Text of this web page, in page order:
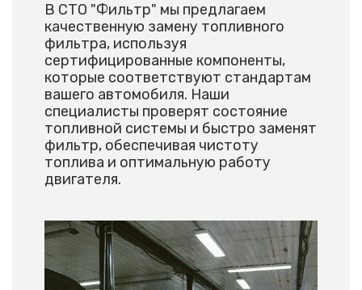
В СТО "Фильтр" мы предлагаем
качественную замену топливного
фильтра, используя
сертифицированные компоненты,
которые соответствуют стандартам
вашего автомобиля. Наши
специалисты проверят состояние
топливной системы и быстро заменят
фильтр, обеспечивая чистоту
топлива и оптимальную работу
двигателя.